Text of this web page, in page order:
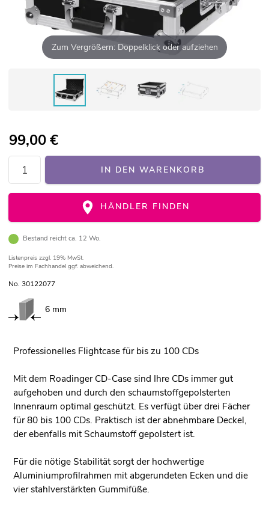
Zum Vergrößern: Doppelklick oder aufziehen
99,00€
IN DEN WARENKORB
HÄNDLER FINDEN
Bestand reicht ca. 12 Wo.
Listenpreis zzgl. 19% MwSt.
Preise im Fachhandel ggf. abweichend.
No. 30122077
6 mm
Professionelles Flightcase für bis zu 100 CDs
Mit dem Roadinger CD-Case sind Ihre CDs immer gut
aufgehoben und durch den schaumstoffgepolsterten
Innenraum optimal geschützt. Es verfügt über drei Fächer
für 80 bis 100 CDs. Praktisch ist der abnehmbare Deckel,
der ebenfalls mit Schaumstoff gepolstert ist.
Für die nötige Stabilität sorgt der hochwertige
Aluminiumprofilrahmen mit abgerundeten Ecken und die
vier stahlverstärkten Gummifüße.